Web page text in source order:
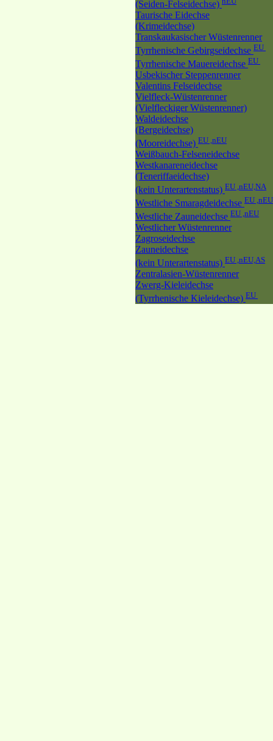
(Seiden-Felseidechse)
Taurische Eidechse
(Krimeidechse)
Transkaukasischer Wüstenrenner
Tyrrhenische Gebirgseidechse EU
Tyrrhenische Mauereidechse EU
Usbekischer Steppenrenner
Valentins Felseidechse
Vielfleck-Wüstenrenner
(Vielfleckiger Wüstenrenner)
Waldeidechse
(Bergeidechse)
(Mooreidechse) EU ,nEU
Weißbauch-Felseneidechse
Westkanareneidechse
(Teneriffaeidechse)
(kein Unterartenstatus) EU ,nEU,NA
Westliche Smaragdeidechse EU ,nEU
Westliche Zauneidechse EU ,nEU
Westlicher Wüstenrenner
Zagroseidechse
Zauneidechse
(kein Unterartenstatus) EU ,nEU,AS
Zentralasien-Wüstenrenner
Zwerg-Kieleidechse
(Tyrrhenische Kieleidechse) EU